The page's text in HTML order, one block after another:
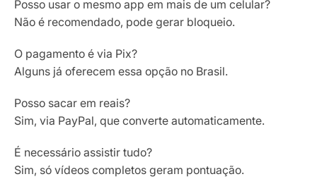
Posso usar o mesmo app em mais de um celular?
Não é recomendado, pode gerar bloqueio.
O pagamento é via Pix?
Alguns já oferecem essa opção no Brasil.
Posso sacar em reais?
Sim, via PayPal, que converte automaticamente.
É necessário assistir tudo?
Sim, só vídeos completos geram pontuação.